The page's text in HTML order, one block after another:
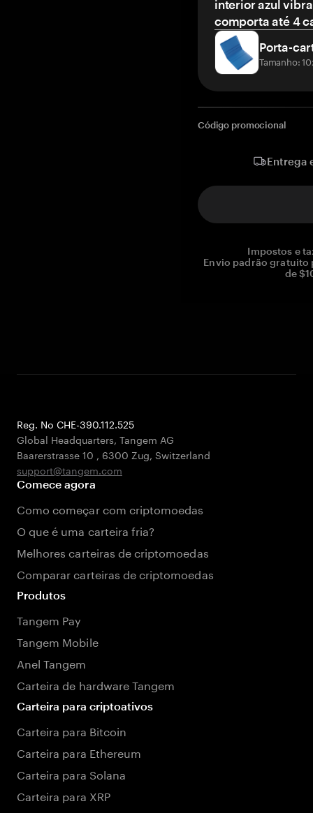
interior azul
comporta até 4
Porta-
Tamanho:
Código promocional
Entrega
Impostos e
Envio padrão gratuito
de
Reg. No CHE-390.112.525
Global Headquarters, Tangem AG
Baarerstrasse 10 , 6300 Zug, Switzerland
support@tangem.com
Comece agora
Como começar com criptomoedas
O que é uma carteira fria?
Melhores carteiras de criptomoedas
Comparar carteiras de criptomoedas
Produtos
Tangem Pay
Tangem Mobile
Anel Tangem
Carteira de hardware Tangem
Carteira para criptoativos
Carteira para Bitcoin
Carteira para Ethereum
Carteira para Solana
Carteira para XRP